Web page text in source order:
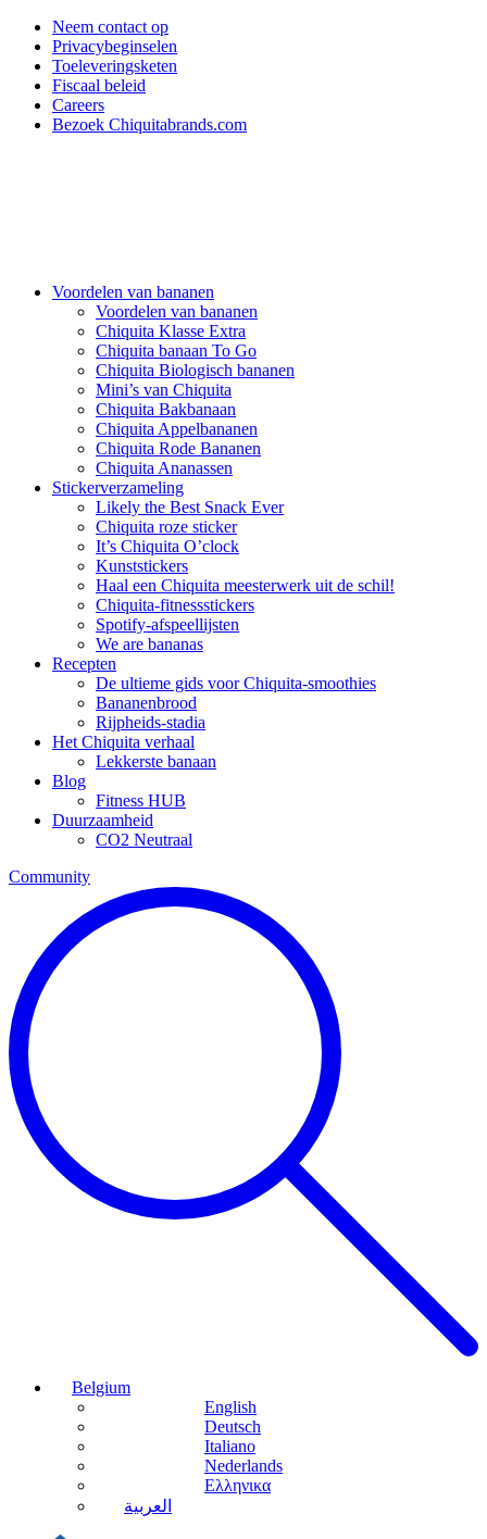
Neem contact op
Privacybeginselen
Toeleveringsketen
Fiscaal beleid
Careers
Bezoek Chiquitabrands.com
Voordelen van bananen
Voordelen van bananen
Chiquita Klasse Extra
Chiquita banaan To Go
Chiquita Biologisch bananen
Mini’s van Chiquita
Chiquita Bakbanaan
Chiquita Appelbananen
Chiquita Rode Bananen
Chiquita Ananassen
Stickerverzameling
Likely the Best Snack Ever
Chiquita roze sticker
It’s Chiquita O’clock
Kunststickers
Haal een Chiquita meesterwerk uit de schil!
Chiquita-fitnessstickers
Spotify-afspeellijsten
We are bananas
Recepten
De ultieme gids voor Chiquita-smoothies
Bananenbrood
Rijpheids-stadia
Het Chiquita verhaal
Lekkerste banaan
Blog
Fitness HUB
Duurzaamheid
CO2 Neutraal
Community
Belgium
English
Deutsch
Italiano
Nederlands
Ελληνικα
العربية